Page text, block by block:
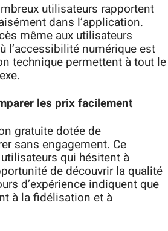
utilisateurs rapportent
dans l’application.
même aux utilisateurs
l’accessibilité numérique est
technique permettent à tout le
les prix facilement
gratuite dotée de
sans engagement. Ce
qui hésitent à
de découvrir la qualité
d’expérience indiquent que
à la fidélisation et à